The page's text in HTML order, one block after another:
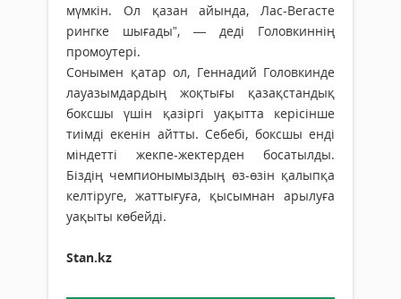
мүмкін. Ол қазан айында, Лас-Вегасте
рингке шығады”, — деді Головкиннің
промоутері.
Сонымен қатар ол, Геннадий Головкинде
лауазымдардың жоқтығы қазақстандық
боксшы үшін қазіргі уақытта керісінше
тиімді екенін айтты. Себебі, боксшы енді
міндетті жекпе-жектерден босатылды.
Біздің чемпионымыздың өз-өзін қалыпқа
келтіруге, жаттығуға, қысымнан арылуға
уақыты көбейді.
Stan.kz